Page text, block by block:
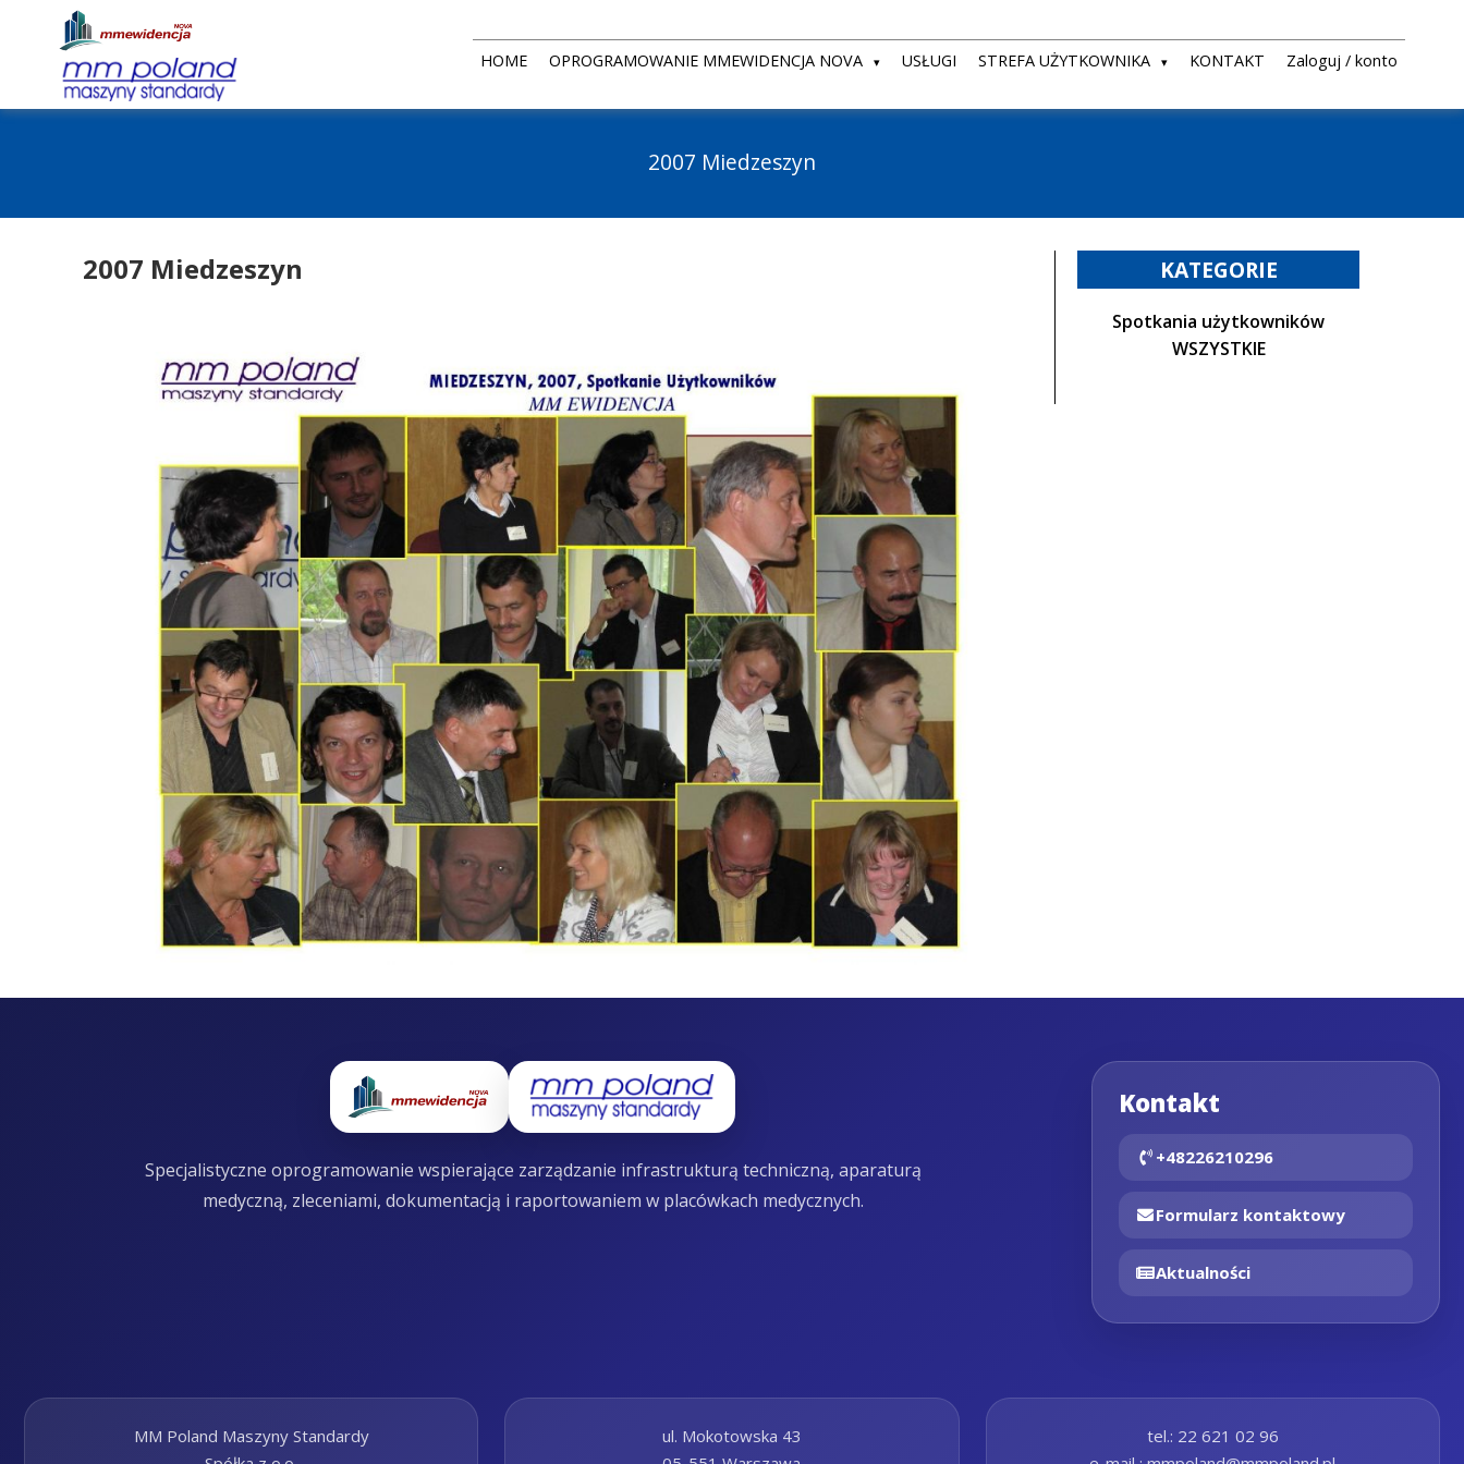
HOME OPROGRAMOWANIE MMEWIDENCJA NOVA USŁUGI STREFA UŻYTKOWNIKA KONTAKT Zaloguj / konto
2007 Miedzeszyn
2007 Miedzeszyn KATEGORIE
Spotkania użytkowników
WSZYSTKIE
Specjalistyczne oprogramowanie wspierające zarządzanie infrastrukturą techniczną, aparaturą
medyczną, zleceniami, dokumentacją i raportowaniem w placówkach medycznych.
Kontakt
+48226210296
Formularz kontaktowy
Aktualności
MM Poland Maszyny Standardy
ul. Mokotowska 43
tel.: 22 621 02 96